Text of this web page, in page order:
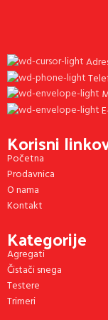
Korisni
Početna
Prodavnica
O nama
Kontakt
Kategorije
Agregati
Čistači snega
Testere
Trimeri